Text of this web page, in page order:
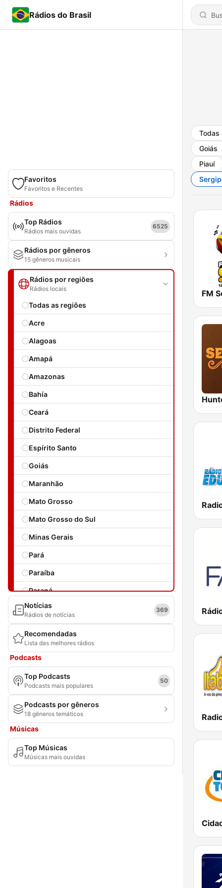
Rádios do Brasil
Favoritos
Favoritos e Recentes
Rádios
Top Rádios
Rádios mais ouvidas
6525
Rádios por gêneros
15 gêneros musicais
Rádios por regiões
Rádios locais
Todas as regiões
Acre
Alagoas
Amapá
Amazonas
Bahía
Ceará
Distrito Federal
Espírito Santo
Goiás
Maranhão
Mato Grosso
Mato Grosso do Sul
Minas Gerais
Pará
Paraíba
Paraná
Pernambuco
Piauí
Rio de Janeiro
Rio Grande do Norte
Rio Grande do Sul
Rondônia
Roraima
Santa Catarina
São Paulo
Sergipe
Notícias
Rádios de notícias
369
Recomendadas
Lista das melhores rádios
Podcasts
Top Podcasts
Podcasts mais populares
50
Podcasts por gêneros
18 gêneros temáticos
Músicas
Top Músicas
Músicas mais ouvidas
Todas
Goiás
Piauí
FM